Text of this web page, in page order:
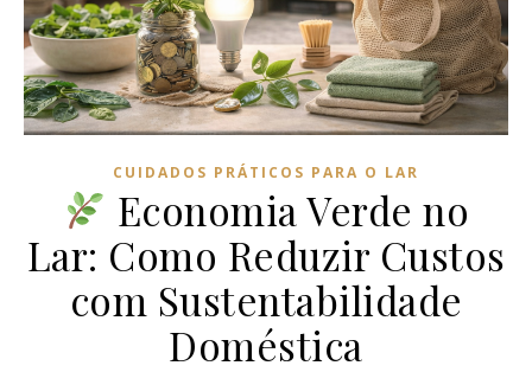
CUIDADOS PRÁTICOS PARA O LAR
Economia Verde no
Lar: Como Reduzir Custos
com Sustentabilidade
Doméstica